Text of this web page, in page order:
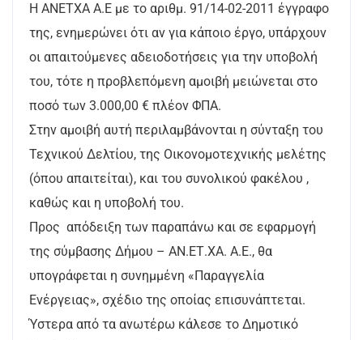
Η ΑΝΕΤΧΑ Α.Ε με το αριθμ. 91/14-02-2011 έγγραφο
της, ενημερώνει ότι αν για κάποιο έργο, υπάρχουν
οι απαιτούμενες αδειοδοτήσεις για την υποβολή
του, τότε η προβλεπόμενη αμοιβή μειώνεται στο
ποσό των 3.000,00 € πλέον ΦΠΑ.
Στην αμοιβή αυτή περιλαμβάνονται η σύνταξη του
Τεχνικού Δελτίου, της Οικονομοτεχνικής μελέτης
(όπου απαιτείται), και του συνολικού φακέλου ,
καθώς και η υποβολή του.
Προς απόδειξη των παραπάνω και σε εφαρμογή
της σύμβασης Δήμου – ΑΝ.ΕΤ.ΧΑ. Α.Ε., θα
υπογράφεται η συνημμένη «Παραγγελία
Ενέργειας», σχέδιο της οποίας επισυνάπτεται.
Ύστερα από τα ανωτέρω κάλεσε το Δημοτικό